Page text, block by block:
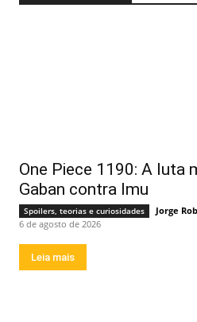
One Piece 1190: A luta
Gaban contra Imu
Spoilers, teorias e curiosidades Jorge
6 de agosto de 2026
Leia mais